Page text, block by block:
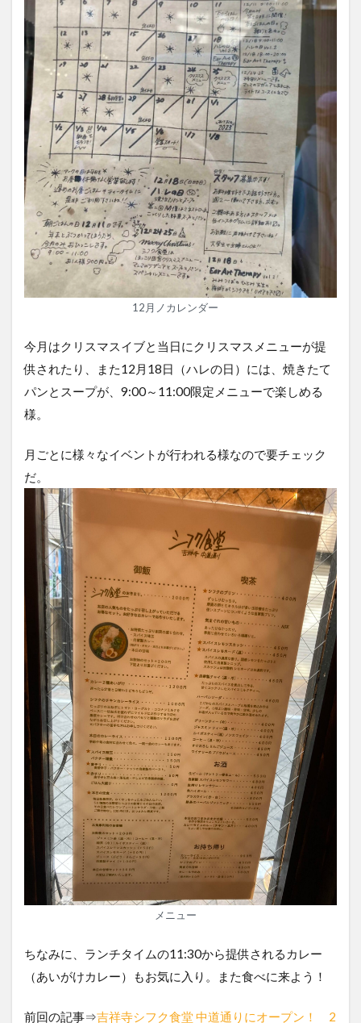
12月ノカレンダー
今月はクリスマスイブと当日にクリスマスメニューが提
供されたり、また12月18日（ハレの日）には、焼きたて
パンとスープが、9:00～11:00限定メニューで楽しめる
様。
月ごとに様々なイベントが行われる様なので要チェック
だ。
メニュー
ちなみに、ランチタイムの11:30から提供されるカレー
（あいがけカレー）もお気に入り。また食べに来よう！
前回の記事⇒吉祥寺シフク食堂 中道通りにオープン！ 2